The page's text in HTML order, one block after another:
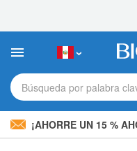
sitio
incluye
sistema
de Búsqueda por palabra
¡AHORRE UN 15 %